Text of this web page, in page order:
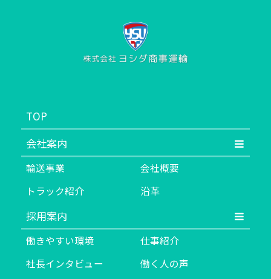
TOP
会社案内
輸送事業
会社概要
トラック紹介
沿革
採用案内
働きやすい環境
仕事紹介
社長インタビュー
働く人の声